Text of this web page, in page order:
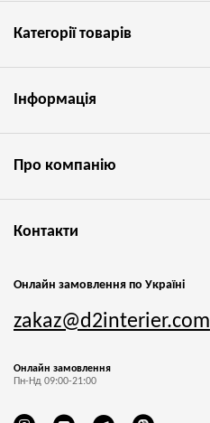
Категорії товарів
Інформація
Про компанію
Контакти
Онлайн замовлення по Україні
zakaz@d2interier.com
Онлайн замовлення
Пн-Нд 09:00-21:00